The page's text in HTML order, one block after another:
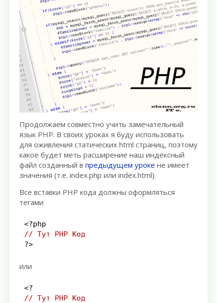
Продолжаем совместно учить замечательный
язык PHP. В своих уроках я буду использовать
для оживления статических html страниц, поэтому
какое будет меть расширение наш индексный
файл созданный в предыдущем уроке не имеет
значения (т.е. index.php или index.html).
Все вставки PHP кода должны оформляться
тегами
<?php
// Тут PHP Код
?>
или
<?
// Тут PHP Код